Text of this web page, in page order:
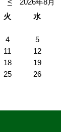
< 2026年8月
火 水
4 5
11 12
18 19
25 26